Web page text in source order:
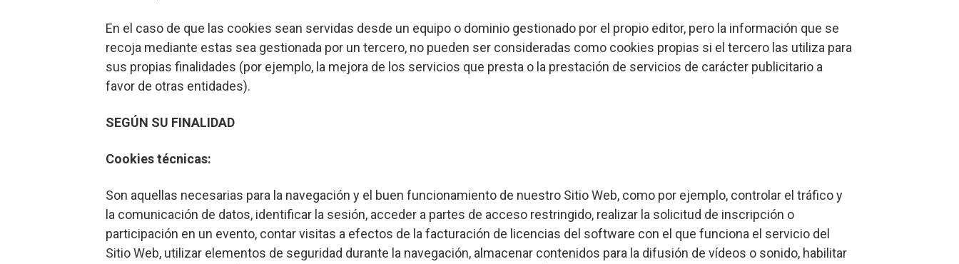
En el caso de que las cookies sean servidas desde un equipo o dominio gestionado por el propio editor, pero la información que se
recoja mediante estas sea gestionada por un tercero, no pueden ser consideradas como cookies propias si el tercero las utiliza para
sus propias finalidades (por ejemplo, la mejora de los servicios que presta o la prestación de servicios de carácter publicitario a
favor de otras entidades).
SEGÚN SU FINALIDAD
Cookies técnicas:
Son aquellas necesarias para la navegación y el buen funcionamiento de nuestro Sitio Web, como por ejemplo, controlar el tráfico y
la comunicación de datos, identificar la sesión, acceder a partes de acceso restringido, realizar la solicitud de inscripción o
participación en un evento, contar visitas a efectos de la facturación de licencias del software con el que funciona el servicio del
Sitio Web, utilizar elementos de seguridad durante la navegación, almacenar contenidos para la difusión de vídeos o sonido, habilitar